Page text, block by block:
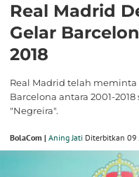
Real Madrid
Gelar
2018
Real Madrid telah
Barcelona antara 2001-
"Negreira".
BolaCom | Aning Jati Diterbitkan 09